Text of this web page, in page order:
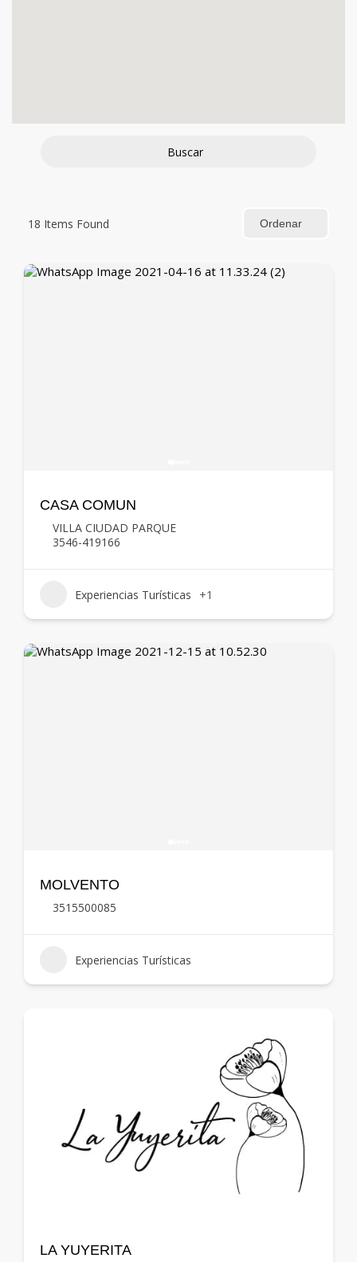
Buscar
18 Items Found Ordenar
CASA COMUN
VILLA CIUDAD PARQUE
3546-419166
Experiencias Turísticas +1
MOLVENTO
3515500085
Experiencias Turísticas
LA YUYERITA